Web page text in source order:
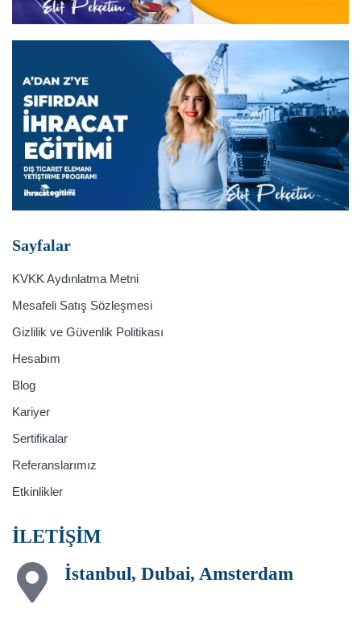
Sayfalar
KVKK Aydınlatma Metni
Mesafeli Satış Sözleşmesi
Gizlilik ve Güvenlik Politikası
Hesabım
Blog
Kariyer
Sertifikalar
Referanslarımız
Etkinlikler
İLETİŞİM
İstanbul, Dubai, Amsterdam